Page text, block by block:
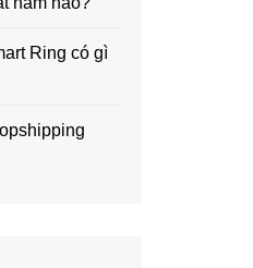
Ring có gì